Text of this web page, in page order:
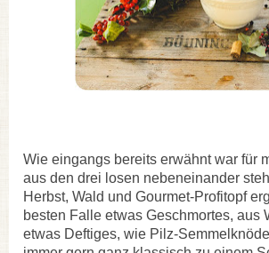
Wie eingangs bereits erwähnt war für
aus den drei losen nebeneinander
Herbst, Wald und Gourmet-Profitopf
besten Falle etwas Geschmortes, aus
etwas Deftiges, wie Pilz-